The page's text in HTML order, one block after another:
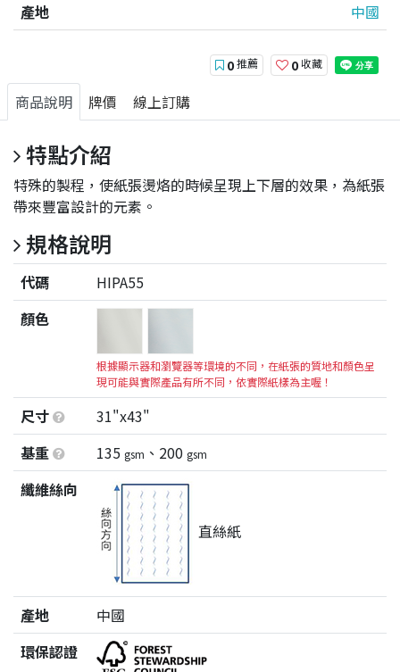
產地
中國
0推薦 0 收藏
商品說明 牌價 線上訂購
特點介紹
特殊的製程，使紙張燙烙的時候呈現上下層的效果，為紙張
帶來豐富設計的元素。
規格說明
代碼
HIPA55
顏色
根據顯示器和瀏覽器等環境的不同，在紙張的質地和顏色呈
現可能與實際產品有所不同，依實際紙樣為主喔！
尺寸
31"x43"
基重
135 gsm 、200 gsm
纖維絲向
直絲紙
產地
中國
環保認證